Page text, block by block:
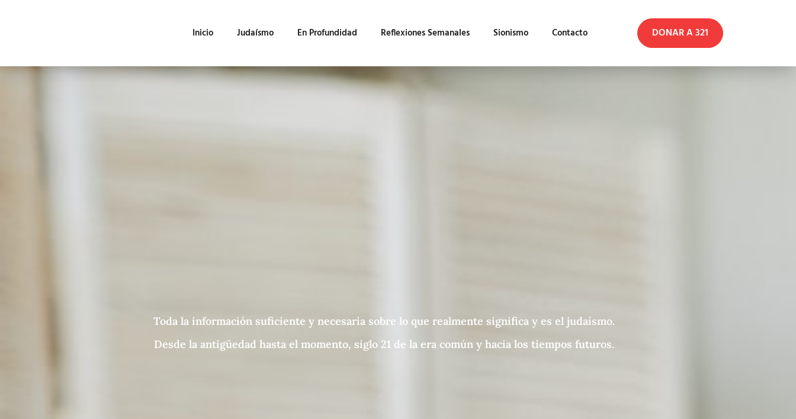
Inicio Judaísmo En Profundidad Reflexiones Semanales Sionismo Contacto DONAR A 321
Toda la información suficiente y necesaria sobre lo que realmente significa y es el judaísmo.
Desde la antigüedad hasta el momento, siglo 21 de la era común y hacia los tiempos futuros.